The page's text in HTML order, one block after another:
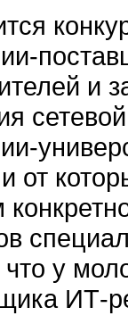
и
от
у
ИТ-